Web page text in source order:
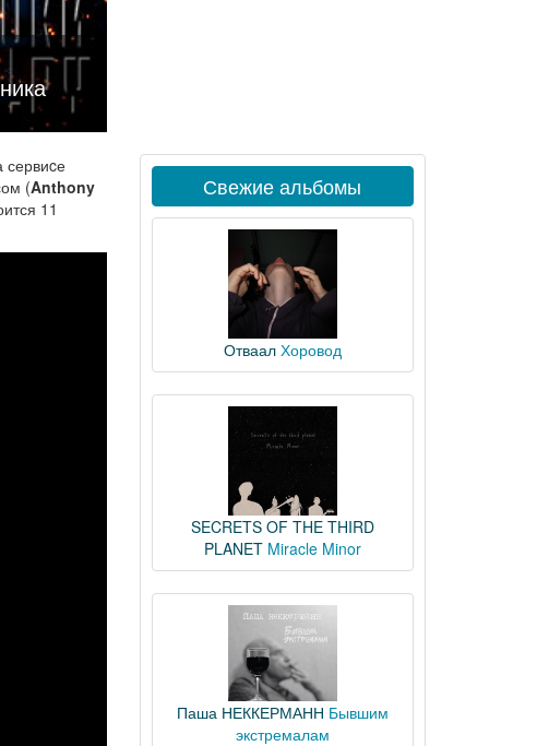
сервиcе
(Anthony
11
Свежие альбомы
Отваал Хоровод
SECRETS OF THE THIRD
PLANET Miracle Minor
Паша НЕККЕРМАНН Бывшим
экстремалам